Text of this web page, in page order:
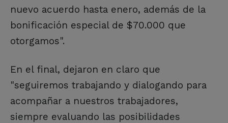
nuevo acuerdo hasta enero, además de la
bonificación especial de $70.000 que
otorgamos".
En el final, dejaron en claro que
"seguiremos trabajando y dialogando para
acompañar a nuestros trabajadores,
siempre evaluando las posibilidades